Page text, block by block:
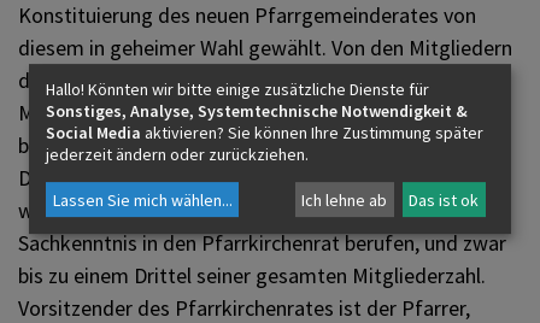
Konstituierung des neuen Pfarrgemeinderates von
diesem in geheimer Wahl gewählt. Von den Mitgliedern
des Pfarrkirchenrates muss nur der Obmann auch
Mitglied des Pfarrgemeinderates sein; seine Wahl
bedarf der Bestätigung durch die
Diözesanfinanzkammer. Der Pfarrkirchenrat kann
weitere Mitglieder aufgrund ihrer besonderen
Sachkenntnis in den Pfarrkirchenrat berufen, und zwar
bis zu einem Drittel seiner gesamten Mitgliederzahl.
Vorsitzender des Pfarrkirchenrates ist der Pfarrer,
Hallo! Könnten wir bitte einige zusätzliche Dienste für
Sonstiges, Analyse, Systemtechnische Notwendigkeit &
Social Media aktivieren? Sie können Ihre Zustimmung später
jederzeit ändern oder zurückziehen.
Lassen Sie mich wählen... Ich lehne ab Das ist ok